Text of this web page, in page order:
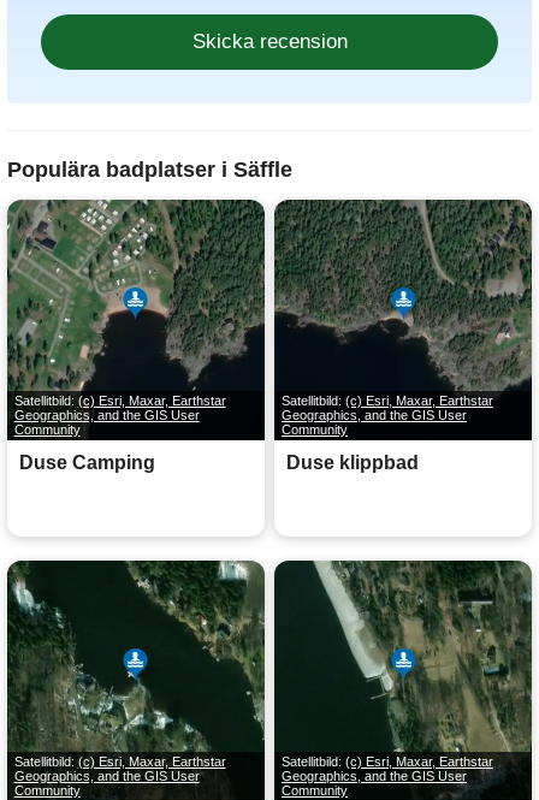
Populära badplatser i Säffle
Satellitbild: (c) Esri, Maxar, Earthstar
Geographics, and the GIS User
Community
Duse Camping
Satellitbild: (c) Esri, Maxar, Earthstar
Geographics, and the GIS User
Community
Duse klippbad
Satellitbild: (c) Esri, Maxar, Earthstar
Geographics, and the GIS User
Community
Satellitbild: (c) Esri, Maxar, Earthstar
Geographics, and the GIS User
Community